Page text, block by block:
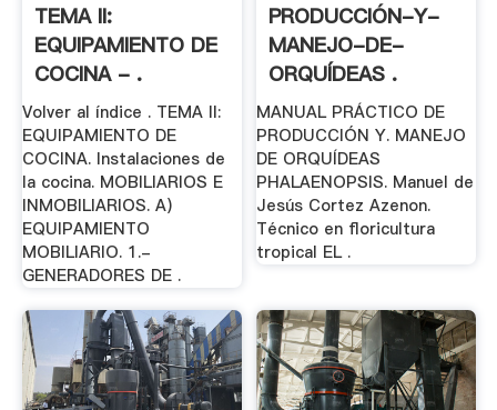
TEMA II:
EQUIPAMIENTO DE
COCINA - .
Volver al índice . TEMA II:
EQUIPAMIENTO DE
COCINA. Instalaciones de
la cocina. MOBILIARIOS E
INMOBILIARIOS. A)
EQUIPAMIENTO
MOBILIARIO. 1.-
GENERADORES DE .
PRODUCCIÓN-Y-
MANEJO-DE-
ORQUÍDEAS .
MANUAL PRÁCTICO DE
PRODUCCIÓN Y. MANEJO
DE ORQUÍDEAS
PHALAENOPSIS. Manuel de
Jesús Cortez Azenon.
Técnico en floricultura
tropical EL .